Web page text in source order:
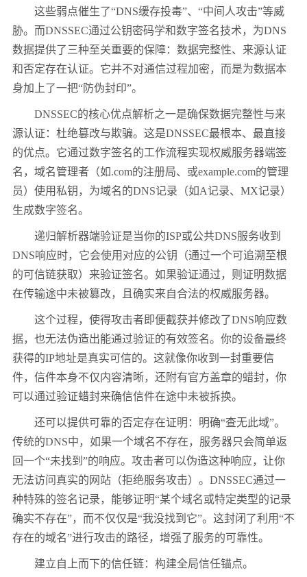
这些弱点催生了“DNS缓存投毒”、 “中间人攻击”等威
胁。而DNSSEC通过公钥密码学和数字签名技术，为DNS
数据提供了三种至关重要的保障：数据完整性、来源认证
和否定存在认证。它并不对通信过程加密，而是为数据本
身加上了一把“防伪封印”。
DNSSEC的核心优点解析之一是确保数据完整性与来
源认证：杜绝篡改与欺骗。这是DNSSEC最根本、最直接
的优点。它通过数字签名的工作流程实现权威服务器端签
名，域名管理者（如.com的注册局、或example.com的管理
员）使用私钥，为域名的DNS记录（如A记录、 MX记录）
生成数字签名。
递归解析器端验证是当你的ISP或公共DNS服务收到
DNS响应时，它会使用对应的公钥（通过一个可追溯至根
的可信链获取）来验证签名。如果验证通过，则证明数据
在传输途中未被篡改，且确实来自合法的权威服务器。
这个过程，使得攻击者即便截获并修改了DNS响应数
据，也无法伪造出能通过验证的有效签名。你的设备最终
获得的IP地址是真实可信的。这就像你收到一封重要信
件，信件本身不仅内容清晰，还附有官方盖章的蜡封，你
可以通过验证蜡封来确信信件在途中未被拆换。
还可以提供可靠的否定存在证明：明确“查无此域”。
传统的DNS中，如果一个域名不存在，服务器只会简单返
回一个“未找到 ”的响应。攻击者可以伪造这种响应，让你
无法访问真实的网站（拒绝服务攻击）。 DNSSEC通过一
种特殊的签名记录，能够证明“某个域名或特定类型的记录
确实不存在”，而不仅仅是“我没找到它”。这封闭了利用“不
存在的域名”进行攻击的路径，增强了服务的可靠性。
建立自上而下的信任链：构建全局信任锚点。